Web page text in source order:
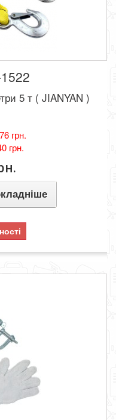
5 т ( JIANYAN )
грн.
грн.